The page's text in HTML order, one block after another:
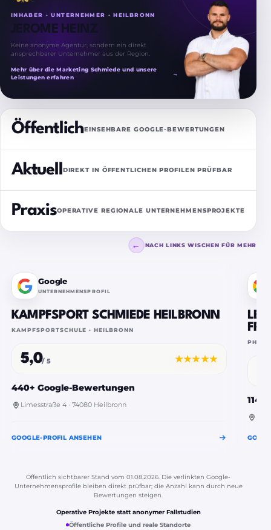
INHABER · UNTERNEHMER · HEILBRONN
JEROME HEINZ
Keine anonyme Agentur, sondern ein direkt
ansprechbarer Unternehmer aus der Region.
Mehr über die Marketing Schmiede und unsere
Leistungen erfahren
→
ÖffentlichEINSEHBARE GOOGLE-BEWERTUNGEN
AktuellDIREKT IN ÖFFENTLICHEN PROFILEN PRÜFBAR
PraxisOPERATIVE REGIONALE UNTERNEHMENSPROJEKTE
← NACH LINKS WISCHEN FÜR MEHR
Google
UNTERNEHMENSPROFIL
KAMPFSPORT SCHMIEDE HEILBRONN
KAMPFSPORTSCHULE · HEILBRONN
5,0/ 5 ★★★★★
440+ Google-Bewertungen
Limesstraße 4 · 74080 Heilbronn
GOOGLE-PROFIL ANSEHEN
114
Öffentlich sichtbarer Stand vom 01.08.2026. Die verlinkten Google-
Unternehmensprofile bleiben direkt prüfbar; die Anzahl kann durch neue
Bewertungen steigen.
Operative Projekte statt anonymer Fallstudien
Öffentliche Profile und reale Standorte